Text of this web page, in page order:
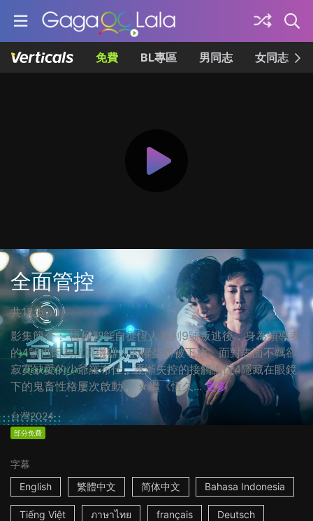
免費 BL專區 男同志 女同志
全面管控
共12集
影集簡介： 恆極智能自從恆人系列9號叛逃後，身為領導者
的4號也因為抗議機器人的權益而被下放。面對表面不羈卻
寂寞缺愛的少爺羅布仕，逐漸失控的接觸讓恆4隱藏在眼鏡
下的鬼畜性格屢次啟動。 ☆繼《恆久... 更多
台灣2024
部分免費
字幕
English
繁體中文 简体中文 Bahasa Indonesia
Tiếng Việt ภาษาไทย français Deutsch